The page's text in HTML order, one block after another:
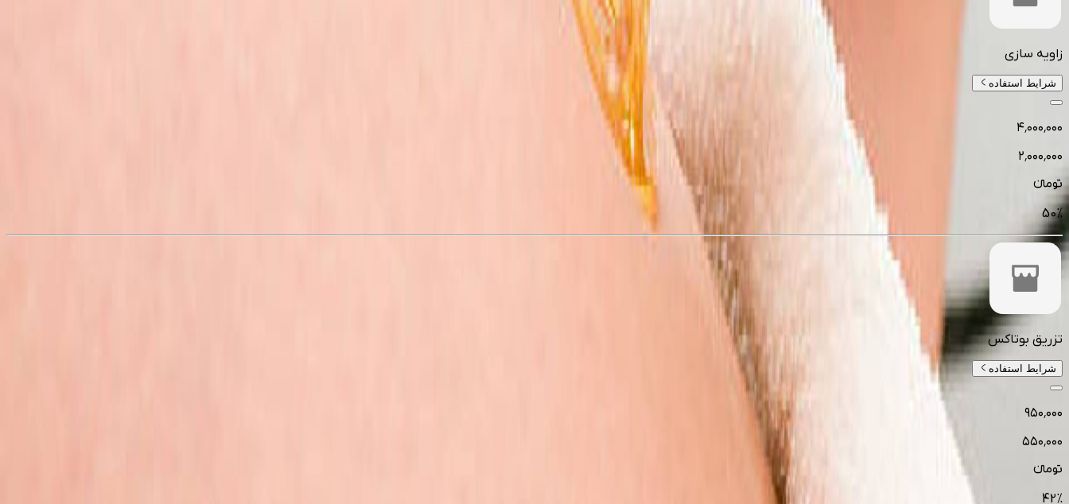
زاویه سازی
شرایط استفاده
۴٬۰۰۰٬۰۰۰
۲٬۰۰۰٬۰۰۰
تومانءء
50%
تزریق بوتاکس
شرایط استفاده
۹۵۰٬۰۰۰
۵۵۰٬۰۰۰
تومانءء
42%